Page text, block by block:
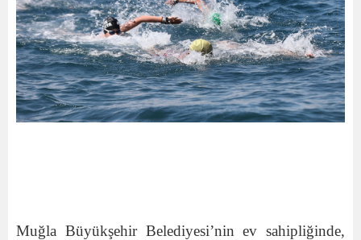
Muğla Büyükşehir Belediyesi’nin ev sahipliğinde,